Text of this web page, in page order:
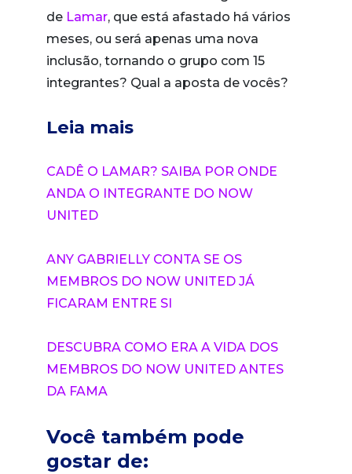
de Lamar, que está afastado há vários
meses, ou será apenas uma nova
inclusão, tornando o grupo com 15
integrantes? Qual a aposta de vocês?
Leia mais
CADÊ O LAMAR? SAIBA POR ONDE
ANDA O INTEGRANTE DO NOW
UNITED
ANY GABRIELLY CONTA SE OS
MEMBROS DO NOW UNITED JÁ
FICARAM ENTRE SI
DESCUBRA COMO ERA A VIDA DOS
MEMBROS DO NOW UNITED ANTES
DA FAMA
Você também pode
gostar de: